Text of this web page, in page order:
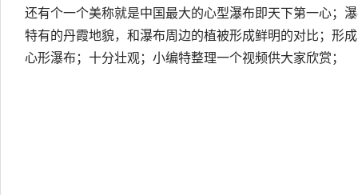
还有个一个美称就是中国最大的心型瀑布即天下第一心；
特有的丹霞地貌，和瀑布周边的植被形成鲜明的对比；形
心形瀑布；十分壮观；小编特整理一个视频供大家欣赏；